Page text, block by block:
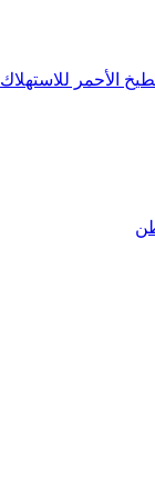
الأحمر للاستهلاك